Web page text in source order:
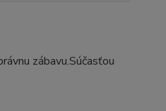
zábavu.Súčasťou